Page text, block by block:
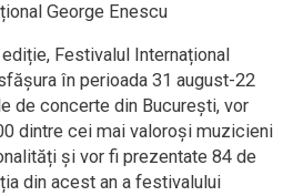
George Enescu
Festivalul Internațional
în perioada 31 august-22
de concerte din București, vor
dintre cei mai valoroși muzicieni
și vor fi prezentate 84 de
din acest an a festivalului